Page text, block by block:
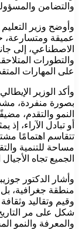
والتضامن
وأوضح وزير
عميقة ومتسارعة،
الاصطناعي، إلى
والتطورات
على المهارات
وأكد الوزير
بصورة منفردة،
النمو والتقدم،
أو تبادل الآراء،
تتقاسم اهتمامًا
مساحة للتنمية
الجميع تجاه
وأشار الدكتور
منطقة جغرافية،
وقيم وتقاليد
شكل على مر
والمعرفة والنمو